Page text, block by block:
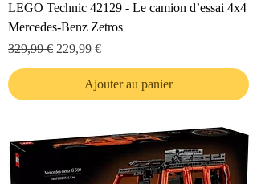
LEGO Technic 42129 - Le camion d’essai 4x4
Mercedes-Benz Zetros
Prix original
329,99 € Prix promotionnel
229,99 €
Ajouter au panier